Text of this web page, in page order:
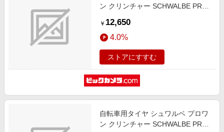
ン クリンチャー SCHWALBE PRO
ク SW-11654013
￥ 12,650
4.0%
ストアにすすむ
自転車用タイヤ シュワルベ プロワ
ン クリンチャー SCHWALBE PRO